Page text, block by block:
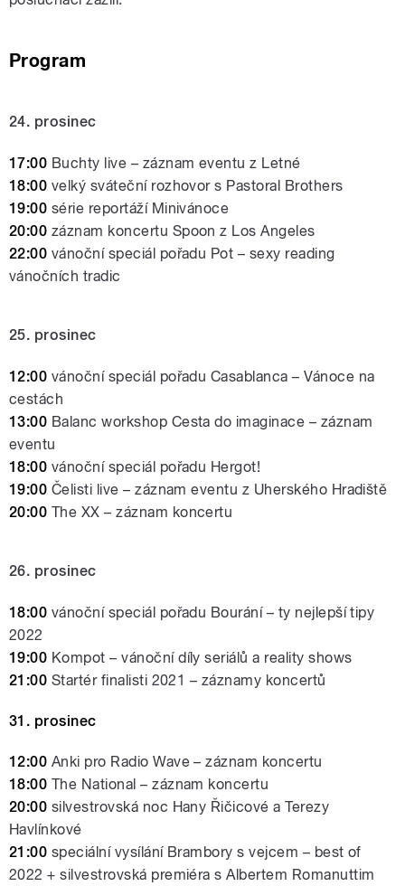
Program
24. prosinec
17:00 Buchty live – záznam eventu z Letné
18:00 velký sváteční rozhovor s Pastoral Brothers
19:00 série reportáží Minivánoce
20:00 záznam koncertu Spoon z Los Angeles
22:00 vánoční speciál pořadu Pot – sexy reading
vánočních tradic
25. prosinec
12:00 vánoční speciál pořadu Casablanca – Vánoce na
cestách
13:00 Balanc workshop Cesta do imaginace – záznam
eventu
18:00 vánoční speciál pořadu Hergot!
19:00 Čelisti live – záznam eventu z Uherského Hradiště
20:00 The XX – záznam koncertu
26. prosinec
18:00 vánoční speciál pořadu Bourání – ty nejlepší tipy
2022
19:00 Kompot – vánoční díly seriálů a reality shows
21:00 Startér finalisti 2021 – záznamy koncertů
31. prosinec
12:00 Anki pro Radio Wave – záznam koncertu
18:00 The National – záznam koncertu
20:00 silvestrovská noc Hany Řičicové a Terezy
Havlínkové
21:00 speciální vysílání Brambory s vejcem – best of
2022 + silvestrovská premiéra s Albertem Romanuttim